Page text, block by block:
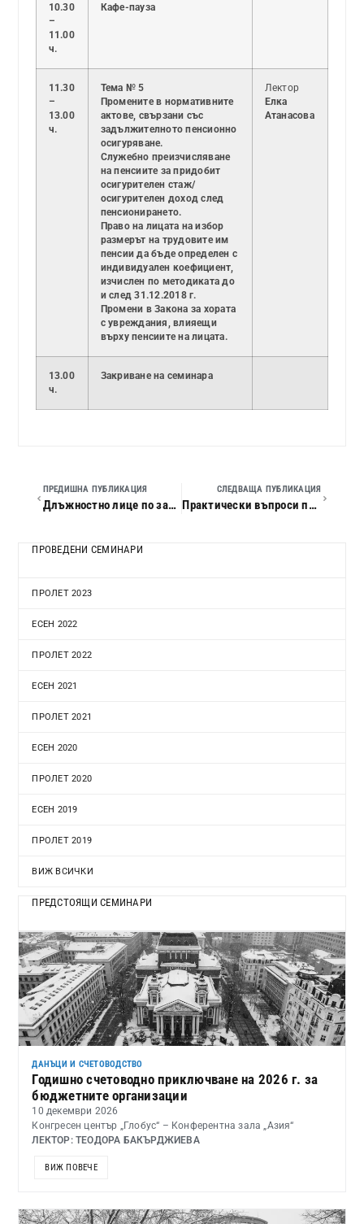
10.30
–
11.00
ч.
Кафе-пауза
11.30
–
13.00
ч.
Тема № 5
Промените в нормативните
актове, свързани със
задължителното пенсионно
осигуряване.
Служебно преизчисляване
на пенсиите за придобит
осигурителен стаж/
осигурителен доход след
пенсионирането.
Право на лицата на избор
размерът на трудовите им
пенсии да бъде определен с
индивидуален коефициент,
изчислен по методиката до
и след 31.12.2018 г.
Промени в Закона за хората
с увреждания, влияещи
върху пенсиите на лицата.
Лектор
Елка
Атанасова
13.00
ч.
Закриване на семинара
ПРЕДИШНА ПУБЛИКАЦИЯ
Длъжностно лице по защита на данните. Определяне, изисквания, статут, задачи, отговорност
СЛЕДВАЩА ПУБЛИКАЦИЯ
Практически въпроси по прилагането на Международните счетоводни стандарти в България за 2019 г.
ПРОВЕДЕНИ СЕМИНАРИ
ПРОЛЕТ 2023
ЕСЕН 2022
ПРОЛЕТ 2022
ЕСЕН 2021
ПРОЛЕТ 2021
ЕСЕН 2020
ПРОЛЕТ 2020
ЕСЕН 2019
ПРОЛЕТ 2019
ВИЖ ВСИЧКИ
ПРЕДСТОЯЩИ СЕМИНАРИ
ДАНЪЦИ И СЧЕТОВОДСТВО
Годишно счетоводно приключване на 2026 г. за
бюджетните организации
10 декември 2026
Конгресен център „Глобус“ – Конферентна зала „Азия“
ЛЕКТОР: ТЕОДОРА БАКЪРДЖИЕВА
ВИЖ ПОВЕЧЕ